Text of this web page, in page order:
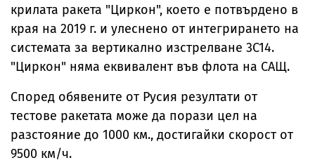
крилата ракета "Циркон", което е потвърдено в
края на 2019 г. и улеснено от интегрирането на
системата за вертикално изстрелване 3С14.
"Циркон" няма еквивалент във флота на САЩ.
Според обявените от Русия резултати от
тестове ракетата може да порази цел на
разстояние до 1000 км., достигайки скорост от
9500 км/ч.